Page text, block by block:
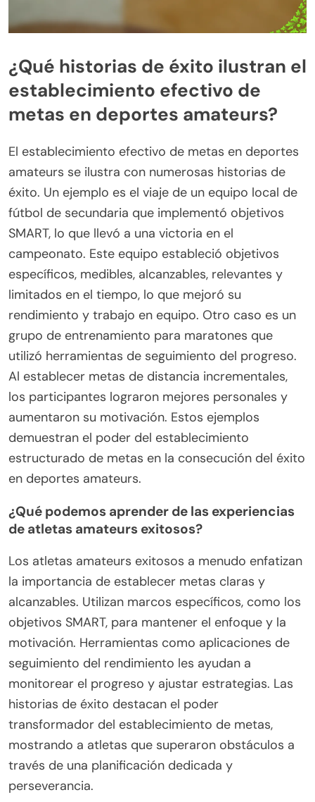
¿Qué historias de éxito ilustran el
establecimiento efectivo de
metas en deportes amateurs?
El establecimiento efectivo de metas en deportes
amateurs se ilustra con numerosas historias de
éxito. Un ejemplo es el viaje de un equipo local de
fútbol de secundaria que implementó objetivos
SMART, lo que llevó a una victoria en el
campeonato. Este equipo estableció objetivos
específicos, medibles, alcanzables, relevantes y
limitados en el tiempo, lo que mejoró su
rendimiento y trabajo en equipo. Otro caso es un
grupo de entrenamiento para maratones que
utilizó herramientas de seguimiento del progreso.
Al establecer metas de distancia incrementales,
los participantes lograron mejores personales y
aumentaron su motivación. Estos ejemplos
demuestran el poder del establecimiento
estructurado de metas en la consecución del éxito
en deportes amateurs.
¿Qué podemos aprender de las experiencias
de atletas amateurs exitosos?
Los atletas amateurs exitosos a menudo enfatizan
la importancia de establecer metas claras y
alcanzables. Utilizan marcos específicos, como los
objetivos SMART, para mantener el enfoque y la
motivación. Herramientas como aplicaciones de
seguimiento del rendimiento les ayudan a
monitorear el progreso y ajustar estrategias. Las
historias de éxito destacan el poder
transformador del establecimiento de metas,
mostrando a atletas que superaron obstáculos a
través de una planificación dedicada y
perseverancia.